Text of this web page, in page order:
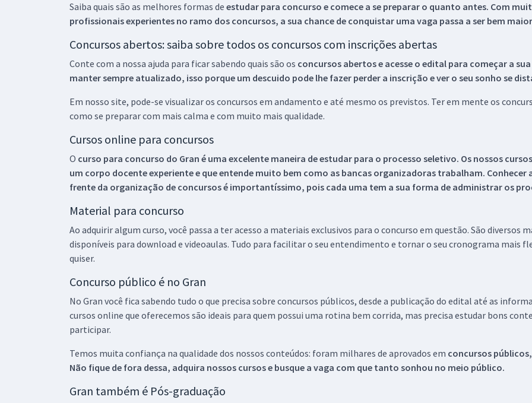
Saiba quais são as melhores formas de estudar para concurso e comece a se preparar o quanto antes. Com
profissionais experientes no ramo dos concursos, a sua chance de conquistar uma vaga passa a ser bem
Concursos abertos: saiba sobre todos os concursos com inscrições abertas
Conte com a nossa ajuda para ficar sabendo quais são os concursos abertos e acesse o edital para começar a
manter sempre atualizado, isso porque um descuido pode lhe fazer perder a inscrição e ver o seu sonho se
Em nosso site, pode-se visualizar os concursos em andamento e até mesmo os previstos. Ter em mente os
como se preparar com mais calma e com muito mais qualidade.
Cursos online para concursos
O curso para concurso do Gran é uma excelente maneira de estudar para o processo seletivo. Os nossos
um corpo docente experiente e que entende muito bem como as bancas organizadoras trabalham.
frente da organização de concursos é importantíssimo, pois cada uma tem a sua forma de administrar os
Material para concurso
Ao adquirir algum curso, você passa a ter acesso a materiais exclusivos para o concurso em questão. São
disponíveis para download e videoaulas. Tudo para facilitar o seu entendimento e tornar o seu cronograma mais
quiser.
Concurso público é no Gran
No Gran você fica sabendo tudo o que precisa sobre concursos públicos, desde a publicação do edital até as
cursos online que oferecemos são ideais para quem possui uma rotina bem corrida, mas precisa estudar bons
participar.
Temos muita confiança na qualidade dos nossos conteúdos: foram milhares de aprovados em concursos
Não fique de fora dessa, adquira nossos cursos e busque a vaga com que tanto sonhou no meio público.
Gran também é Pós-graduação